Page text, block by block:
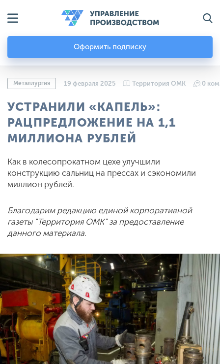
Оформить подписку
Металлургия 19 февраля 2025 Территория ОМК 0
УСТРАНИЛИ «КАПЕЛЬ»:
РАЦПРЕДЛОЖЕНИЕ НА 1,1
МИЛЛИОНА РУБЛЕЙ
Как в колесопрокатном цехе улучшили
конструкцию сальниц на прессах и сэкономили
миллион рублей.
Благодарим редакцию единой корпоративной
газеты "Территория ОМК" за предоставление
данного материала.